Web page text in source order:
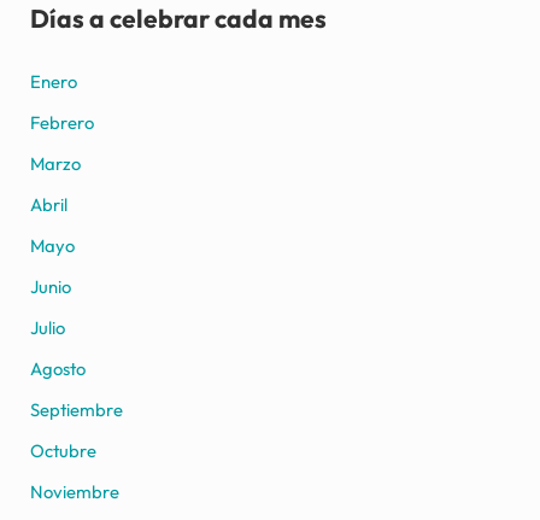
Días a celebrar cada mes
Enero
Febrero
Marzo
Abril
Mayo
Junio
Julio
Agosto
Septiembre
Octubre
Noviembre